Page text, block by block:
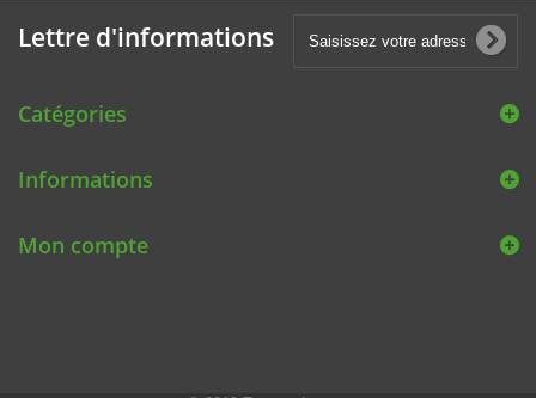
Lettre d'informations
Catégories
Informations
Mon compte